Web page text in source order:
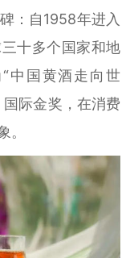
：自1958年进入
十多个国家和地
中国黄酒走向世
际金奖，在消费
。